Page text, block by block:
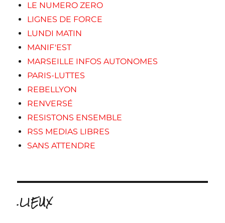
LE NUMERO ZERO
LIGNES DE FORCE
LUNDI MATIN
MANIF'EST
MARSEILLE INFOS AUTONOMES
PARIS-LUTTES
REBELLYON
RENVERSÉ
RESISTONS ENSEMBLE
RSS MEDIAS LIBRES
SANS ATTENDRE
.LIEUX